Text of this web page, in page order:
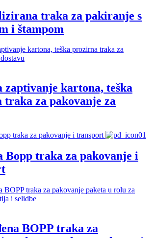
traka za pakiranje s
i štampom
zaptivanje kartona, teška
za pakovanje za
Bopp traka za pakovanje i
BOPP traka za